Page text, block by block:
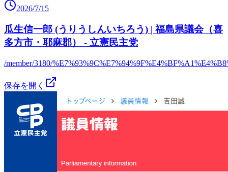
2026/7/15
瓜生信一郎 (うりうしんいちろう) | 福島県議会（喜
多方市・耶麻郡） - 立憲民主党
/member/3180/
保存を開く